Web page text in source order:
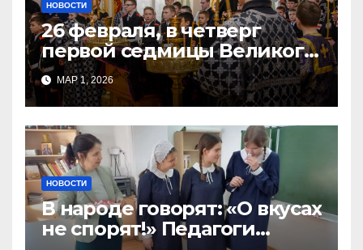
НОВОСТИ
26 февраля, в четверг
первой седмицы Великого
Поста, в Свято-Никольском
храме состоялось Великое
МАР 1, 2026
НОВОСТИ
В народе говорят: «О вкусах
не спорят!» Педагоги